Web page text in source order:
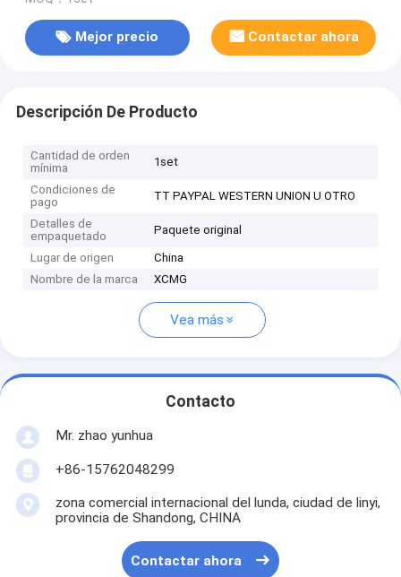
Mejor precio Contactar ahora
Descripción De Producto
Cantidad de orden
mínima
1set
Condiciones de
pago
TT PAYPAL WESTERN UNION U OTRO
Detalles de
empaquetado
Paquete original
Lugar de origen
China
Nombre de la marca
XCMG
Vea más
Contacto
Mr. zhao yunhua
+86-15762048299
zona comercial internacional del lunda, ciudad de linyi,
provincia de Shandong, CHINA
Contactar ahora